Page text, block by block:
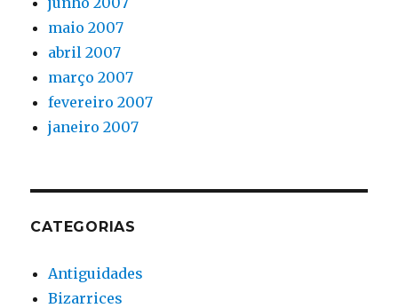
maio 2007
abril 2007
março 2007
fevereiro 2007
janeiro 2007
CATEGORIAS
Antiguidades
Bizarrices